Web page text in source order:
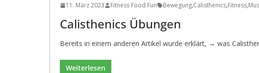
11. März 2023 Fitness Food Fun Bewegung,Calisthenics,Fitness,
Calisthenics Übungen
Bereits in einem anderen Artikel wurde erklärt, → was
Weiterlesen